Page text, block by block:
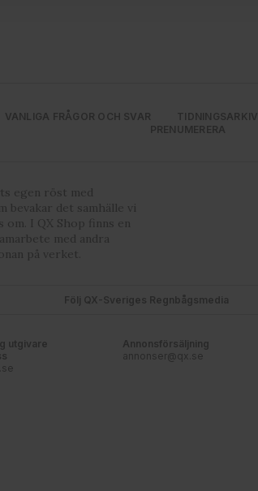
VANLIGA FRÅGOR OCH SVAR TIDNINGSARKIV
PRENUMERERA
egen röst med
bevakar det samhälle vi
I QX Shop finns en
med andra
på verket.
Följ QX-Sveriges Regnbågsmedia
utgivare
Annonsförsäljning
annonser@qx.se